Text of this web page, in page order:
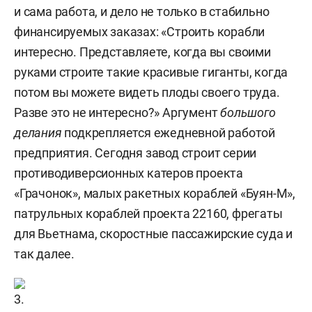
и сама работа, и дело не только в стабильно
финансируемых заказах: «Строить корабли
интересно. Представляете, когда вы своими
руками строите такие красивые гиганты, когда
потом вы можете видеть плоды своего труда.
Разве это не интересно?» Аргументбольшого
делания подкрепляется ежедневной работой
предприятия. Сегодня завод строит серии
противодиверсионных катеров проекта
«Грачонок», малых ракетных кораблей «Буян-М»,
патрульных кораблей проекта 22160, фрегаты
для Вьетнама, скоростные пассажирские суда и
так далее.